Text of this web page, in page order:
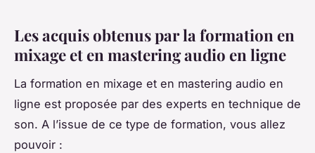
Les acquis obtenus par la formation en
mixage et en mastering audio en ligne
La formation en mixage et en mastering audio en
ligne est proposée par des experts en technique de
son. A l’issue de ce type de formation, vous allez
pouvoir :